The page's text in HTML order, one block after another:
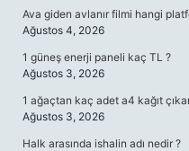
Ava giden avlanır filmi hangi
Ağustos 4, 2026
1 güneş enerji paneli kaç TL ?
Ağustos 3, 2026
1 ağaçtan kaç adet a4 kağıt
Ağustos 3, 2026
Halk arasında ishalin adı nedir ?